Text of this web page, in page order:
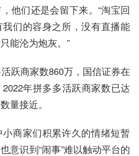
他们还是会留下来。“淘宝回
们的容身之所，没有直播能
能沦为炮灰。”
跃商家数860万，国信证券在
年拼多多活跃商家数已达
量接近。
商家们积累许久的情绪短暂
意识到“闹事”难以触动平台的